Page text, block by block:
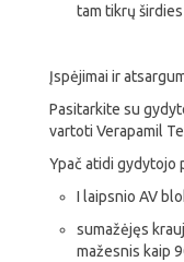
tam tikrų
Įspėjimai ir
Pasitarkite su
vartoti Verapamil
Ypač atidi gydytojo
I laipsnio AV
sumažėjęs
mažesnis kaip